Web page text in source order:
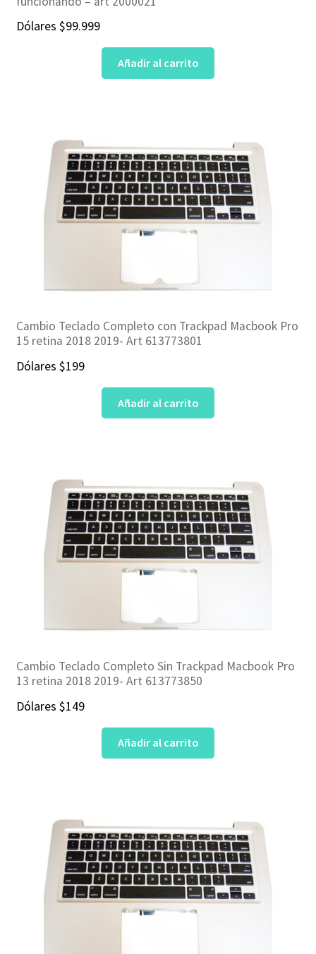
Dólares $99.999
Añadir al carrito
Cambio Teclado Completo con Trackpad Macbook Pro
15 retina 2018 2019- Art 613773801
Dólares $199
Añadir al carrito
Cambio Teclado Completo Sin Trackpad Macbook Pro
13 retina 2018 2019- Art 613773850
Dólares $149
Añadir al carrito